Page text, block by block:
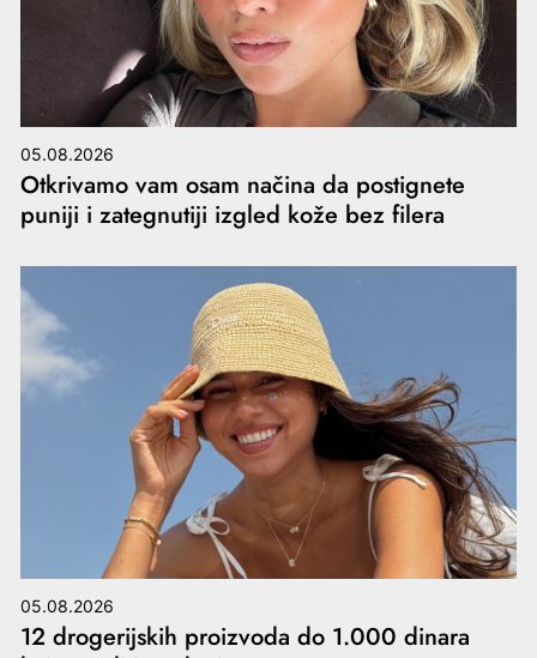
05.08.2026
Otkrivamo vam osam načina da postignete
puniji i zategnutiji izgled kože bez filera
05.08.2026
12 drogerijskih proizvoda do 1.000 dinara